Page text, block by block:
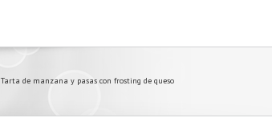
Tarta de manzana y pasas con frosting de queso